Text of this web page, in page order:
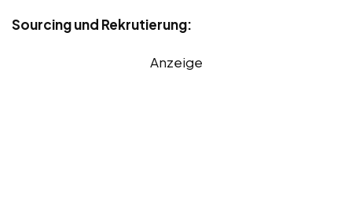
Sourcing und Rekrutierung:
Anzeige